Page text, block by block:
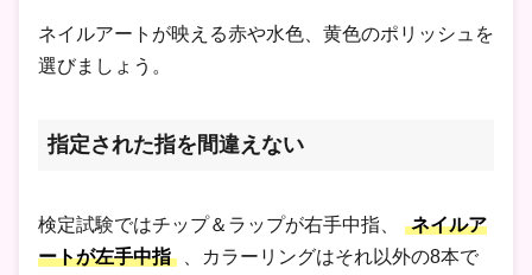
ネイルアートが映える赤や水色、黄色のポリッシュを
選びましょう。
指定された指を間違えない
検定試験ではチップ＆ラップが右手中指、
ネイルア
ートが左手中指
、カラーリングはそれ以外の8本で